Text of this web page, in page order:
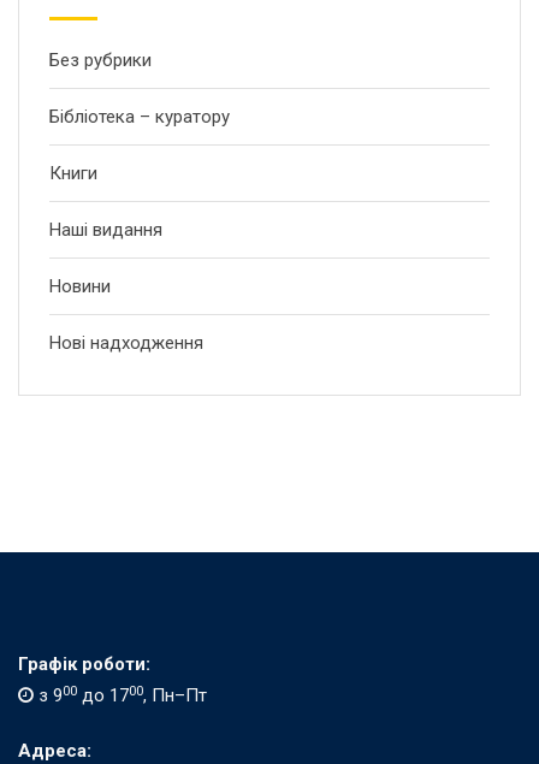
Без рубрики
Бібліотека – куратору
Книги
Наші видання
Новини
Нові надходження
Графік роботи:
з 900 до 1700, Пн–Пт
Адреса: